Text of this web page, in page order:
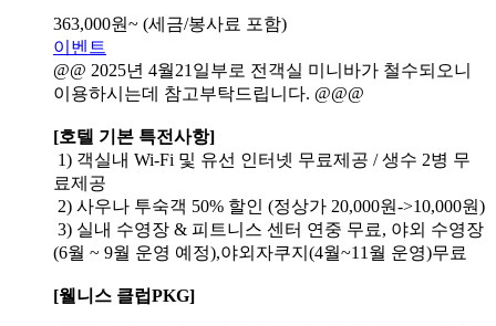
363,000원~ (세금/봉사료 포함)
이벤트
@@ 2025년 4월21일부로 전객실 미니바가 철수되오니
이용하시는데 참고부탁드립니다. @@@
[호텔 기본 특전사항]
1) 객실내 Wi-Fi 및 유선 인터넷 무료제공 / 생수 2병 무
료제공
2) 사우나 투숙객 50% 할인 (정상가 20,000원->10,000원)
3) 실내 수영장 & 피트니스 센터 연중 무료, 야외 수영장
(6월 ~ 9월 운영 예정),야외자쿠지(4월~11월 운영)무료
[웰니스 클럽PKG]